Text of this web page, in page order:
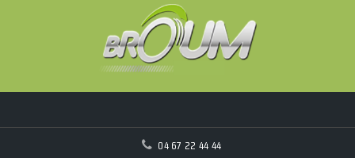
04 67 22 44 44